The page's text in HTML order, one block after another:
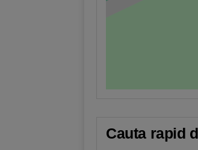
Cauta rapid